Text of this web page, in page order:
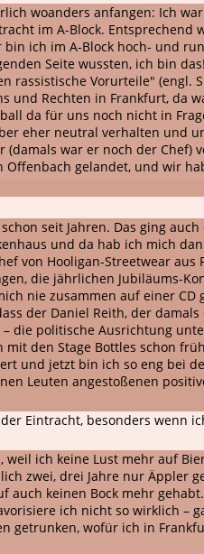
woanders anfangen: Ich
im A-Block.
bin ich im A-Block hoch- und
Seite wussten, ich bin
rassistische Vorurteile"
und Rechten in Frankfurt,
da für uns noch nicht in
eher neutral verhalten und
war er noch der
gelandet, und wir
seit Jahren. Das ging
und da hab ich mich
von Hooligan-Streetwear
die jährlichen Jubiläums-
nie zusammen auf einer
der Daniel Reith, der
die politische Ausrichtung
den Stage Bottles schon
und jetzt bin ich so eng bei
Leuten angestoßenen
Eintracht, besonders wenn
ich keine Lust mehr auf
zwei, drei Jahre nur
auch keinen Bock mehr
ich nicht so wirklich –
getrunken, wofür ich in